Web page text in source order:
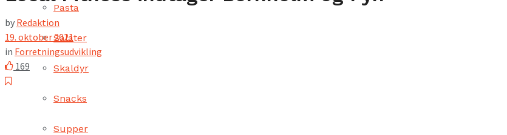
Pasta
Salater
Skaldyr
Snacks
Supper
by Redaktion
19. oktober 2021
in Forretningsudvikling
169